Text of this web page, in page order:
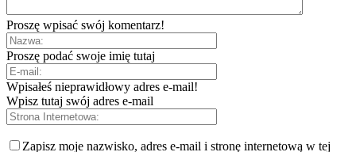
Proszę wpisać swój komentarz!
Proszę podać swoje imię tutaj
Wpisałeś nieprawidłowy adres e-mail!
Wpisz tutaj swój adres e-mail
Zapisz moje nazwisko, adres e-mail i stronę internetową w tej